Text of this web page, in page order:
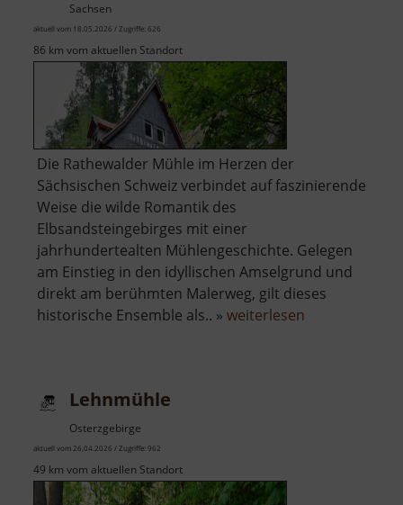
Sachsen
aktuell vom 18.05.2026 / Zugriffe: 626
86 km vom aktuellen Standort
Die Rathewalder Mühle im Herzen der
Sächsischen Schweiz verbindet auf faszinierende
Weise die wilde Romantik des
Elbsandsteingebirges mit einer
jahrhundertealten Mühlengeschichte. Gelegen
am Einstieg in den idyllischen Amselgrund und
direkt am berühmten Malerweg, gilt dieses
historische Ensemble als.. » weiterlesen
Lehnmühle
Osterzgebirge
aktuell vom 26.04.2026 / Zugriffe: 962
49 km vom aktuellen Standort